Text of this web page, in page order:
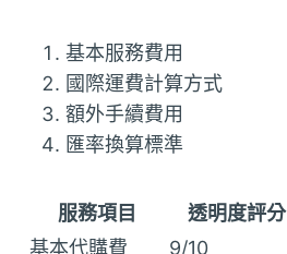
基本服務費用
國際運費計算方式
額外手續費用
匯率換算標準
服務項目 透明度評分
基本代購費
9/10